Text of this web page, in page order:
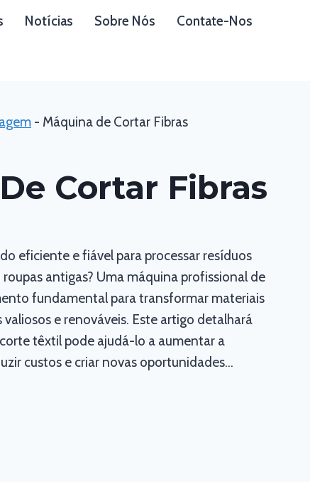
Notícias Sobre Nós Contate-Nos
- Máquina de Cortar Fibras
Cortar Fibras
eficiente e fiável para processar resíduos
antigas? Uma máquina profissional de
fundamental para transformar materiais
e renováveis. Este artigo detalhará
têxtil pode ajudá-lo a aumentar a
custos e criar novas oportunidades…